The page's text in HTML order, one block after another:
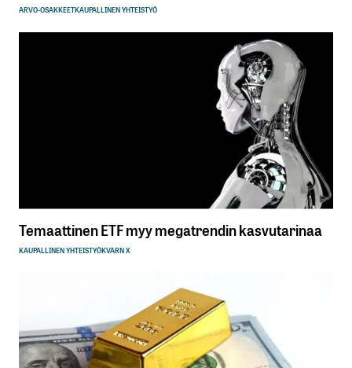
ARVO-OSAKKEETKAUPALLINEN YHTEISTYÖ
Temaattinen ETF myy megatrendin kasvutarinaa
KAUPALLINEN YHTEISTYÖKVARN X